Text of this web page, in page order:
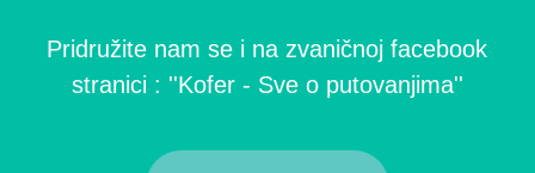
Pridružite nam se i na zvaničnoj facebook
stranici : ''Kofer - Sve o putovanjima''